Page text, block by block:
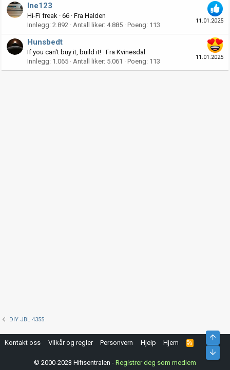
11.01.2025
Ine123
Hi-Fi freak · 66 · Fra Halden
Innlegg 2.892 Antall liker 4.885 Poeng 113
11.01.2025
Hunsbedt
If you can't buy it, build it! · Fra Kvinesdal
Innlegg 1.065 Antall liker 5.061 Poeng 113
DIY JBL 4355
Kontakt oss Vilkår og regler Personvern Hjelp Hjem
R
© 2000-2023 Hifisentralen - Registrer deg som medlem
Topp
Bunn